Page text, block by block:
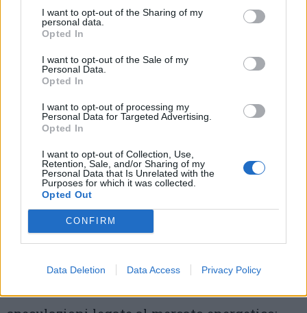
I want to opt-out of the Sharing of my
personal data.
Opted In
I want to opt-out of the Sale of my
Personal Data.
Opted In
I want to opt-out of processing my
Personal Data for Targeted Advertising.
Opted In
I want to opt-out of Collection, Use,
Retention, Sale, and/or Sharing of my
Personal Data that Is Unrelated with the
Purposes for which it was collected.
Opted Out
CONFIRM
Data Deletion Data Access Privacy Policy
dell’agrivoltaico, considerato dalla Regione
una delle strade per mantenere la continuità
agricola anche in presenza degli impianti
energetici. “Siamo scettici sull’assunto che
questi impianti garantiscano la continuità
dell’attività agricola – ha spiegato Cattaneo
altezze medie spesso limitate a 1,5 metri,
impediscono l’uso ordinario dei macchinari e
compromettono la gestione agronomica delle
aziende”.
Il presidente di Cia Centro Lombardia ha
inoltre lanciato un allarme sul rischio di